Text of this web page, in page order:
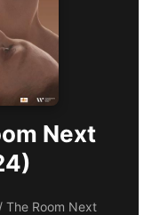
Next
The Room Next